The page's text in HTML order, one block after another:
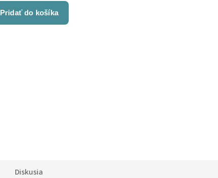
Pridať do košíka
Diskusia